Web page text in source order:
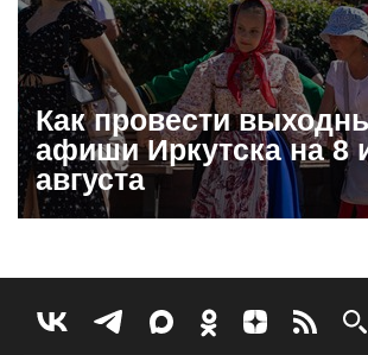
Как провести
афиши Иркутска на 8
августа